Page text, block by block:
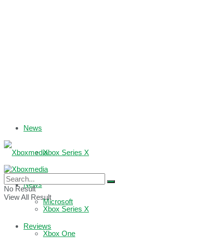
News
Xbox Series X
Microsoft
Reviews
News
Xbox Series X
Xbox One
No Result
View All Result